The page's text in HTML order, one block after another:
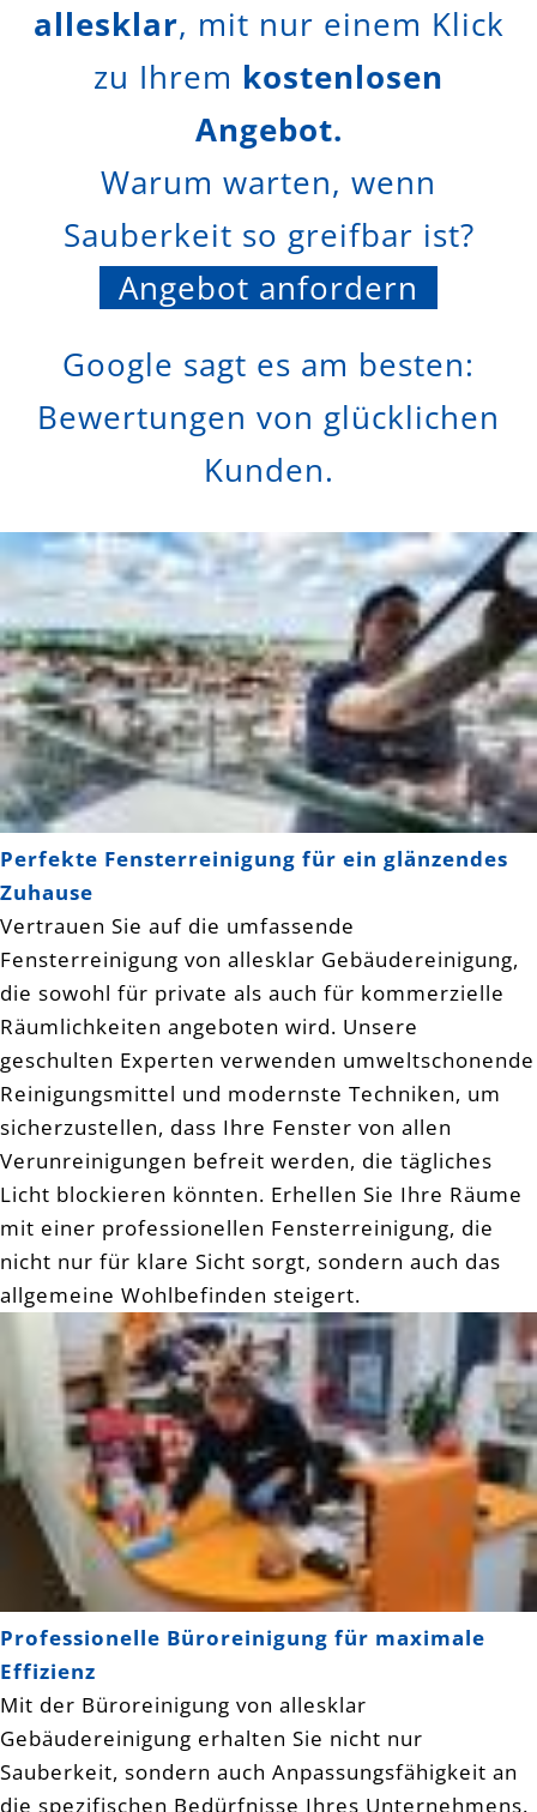
allesklar, mit nur einem Klick
zu Ihrem kostenlosen
Angebot.
Warum warten, wenn
Sauberkeit so greifbar ist?
Angebot anfordern
Google sagt es am besten:
Bewertungen von glücklichen
Kunden.
Perfekte Fensterreinigung für ein glänzendes
Zuhause
Vertrauen Sie auf die umfassende
Fensterreinigung von allesklar Gebäudereinigung,
die sowohl für private als auch für kommerzielle
Räumlichkeiten angeboten wird. Unsere
geschulten Experten verwenden umweltschonende
Reinigungsmittel und modernste Techniken, um
sicherzustellen, dass Ihre Fenster von allen
Verunreinigungen befreit werden, die tägliches
Licht blockieren könnten. Erhellen Sie Ihre Räume
mit einer professionellen Fensterreinigung, die
nicht nur für klare Sicht sorgt, sondern auch das
allgemeine Wohlbefinden steigert.
Professionelle Büroreinigung für maximale
Effizienz
Mit der Büroreinigung von allesklar
Gebäudereinigung erhalten Sie nicht nur
Sauberkeit, sondern auch Anpassungsfähigkeit an
die spezifischen Bedürfnisse Ihres Unternehmens.